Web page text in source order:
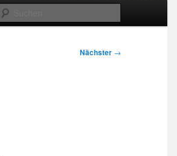
Nächster →